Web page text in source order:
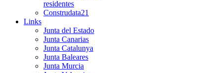
residentes
Construdata21
Links
Junta del Estado
Junta Canarias
Junta Catalunya
Junta Baleares
Junta Murcia